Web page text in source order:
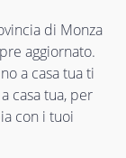
di Monza
aggiornato.
a casa tua ti
casa tua, per
con i tuoi